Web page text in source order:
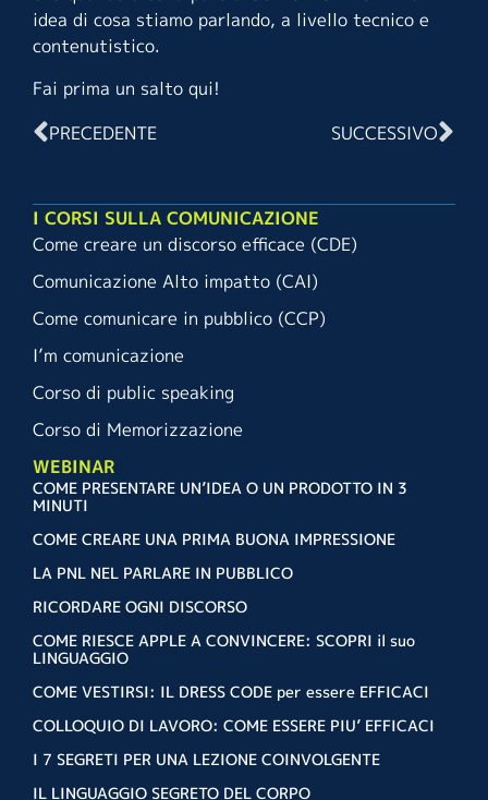
idea di cosa stiamo parlando, a livello tecnico e
contenutistico.
Fai prima un salto qui!
PRECEDENTE
SUCCESSIVO
I CORSI SULLA COMUNICAZIONE
Come creare un discorso efficace (CDE)
Comunicazione Alto impatto (CAI)
Come comunicare in pubblico (CCP)
I’m comunicazione
Corso di public speaking
Corso di Memorizzazione
WEBINAR
COME PRESENTARE UN’IDEA O UN PRODOTTO IN 3
MINUTI
COME CREARE UNA PRIMA BUONA IMPRESSIONE
LA PNL NEL PARLARE IN PUBBLICO
RICORDARE OGNI DISCORSO
COME RIESCE APPLE A CONVINCERE: SCOPRI il suo
LINGUAGGIO
COME VESTIRSI: IL DRESS CODE per essere EFFICACI
COLLOQUIO DI LAVORO: COME ESSERE PIU’ EFFICACI
I 7 SEGRETI PER UNA LEZIONE COINVOLGENTE
IL LINGUAGGIO SEGRETO DEL CORPO